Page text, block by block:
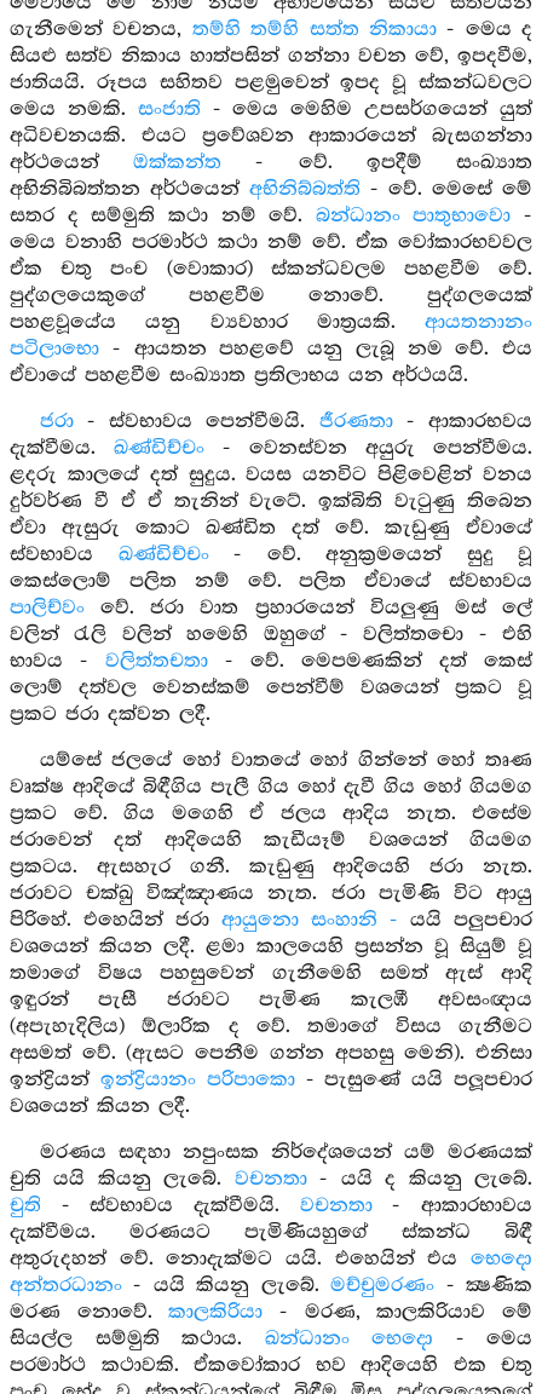
ගැනීමෙන් වචනය, තම්හි තම්හි සත්ත නිකායා- මෙය ද
සියළු සත්ව නිකාය හාත්පසින් ගන්නා වචන වේ, ඉපදවීම,
ජාතියයි. රූපය සහිතව පළමුවෙන් ඉපද වූ ස්කන්ධවලට
මෙය නමකි. සංජාති - මෙය මෙහිම උපසර්ගයෙන් යුත්
අධිවචනයකි. එයට ප්‍රවේශවන ආකාරයෙන් බැසගන්නා
අර්ථයෙන්ඔක්කන්ත - වේ. ඉපදීම් සංඛ්‍යාත
අභිනිබිබත්තන අර්ථයෙන් අභිනිබ්බත්ති - වේ. මෙසේ මේ
සතර ද සම්මුති කථා නම් වේ. බන්ධානං පාතුභාවො -
මෙය වනාහි පරමාර්ථ කථා නම් වේ. ඒක වෝකාරභවවල
ඒක චතු පංච (වොකාර) ස්කන්ධවලම පහළවීම වේ.
පුද්ගලයෙකුගේ පහළවීම නොවේ. පුද්ගලයෙක්
පහළවූයේය යනු ව්‍යවහාර මාත්‍රයකි. ආයතනානං
පටිලාභො - ආයතන පහළවේ යනු ලැබූ නම වේ. එය
ඒවායේ පහළවීම සංඛ්‍යාත ප්‍රතිලාභය යන අර්ථයයි.
ජරා- ස්වභාවය පෙන්වීමයි. ජීරණතා- ආකාරභවය
දැක්වීමය. ඛණ්ඩිච්චං - වෙනස්වන අයුරු පෙන්වීමය.
ළදරු කාලයේ දත් සුදුය. වයස යනවිට පිළිවෙළින් වනය
දුර්වර්ණ වී ඒ ඒ තැනින් වැටේ. ඉක්බිති වැටුණු තිබෙන
ඒවා ඇසුරු කොට ඛණ්ඩිත දත් වේ. කැඩුණු ඒවායේ
ස්වභාවය ඛණ්ඩිච්චං- වේ. අනුක්‍රමයෙන් සුදු වූ
කෙස්ලොම් පලිත නම් වේ. පලිත ඒවායේ ස්වභාවය
පාලිච්වං වේ. ජරා වාත ප්‍රහාරයෙන් වියලුණු මස් ලේ
වලින් රැලි වලින් හමෙහි ඔහුගේ - වලිත්තචො - එහි
භාවය - වලිත්තචතා - වේ. මෙපමණකින් දත් කෙස්
ලොම් දත්වල වෙනස්කම් පෙන්වීම් වශයෙන් ප්‍රකට වූ
ප්‍රකට ජරා දක්වන ලදී.
යම්සේ ජලයේ හෝ වාතයේ හෝ ගින්නේ හෝ තෘණ
වෘක්ෂ ආදියේ බිඳීගිය පැලී ගිය හෝ දැවී ගිය හෝ ගියමග
ප්‍රකට වේ. ගිය මගෙහි ඒ ජලය ආදිය නැත. එසේම
ජරාවෙන් දත් ආදියෙහි කැඩීයෑම් වශයෙන් ගියමග
ප්‍රකටය. ඇසහැර ගනී. කැඩුණු ආදියෙහි ජරා නැත.
ජරාවට චක්ඛු විඤ්ඤාණය නැත. ජරා පැමිණි විට ආයු
පිරිහේ. එහෙයින් ජරා ආයුනො සංහානි - යයි පලුපචාර
වශයෙන් කියන ලදී. ළමා කාලයෙහි ප්‍රසන්න වූ සියුම් වූ
තමාගේ විෂය පහසුවෙන් ගැනීමෙහි සමත් ඇස් ආදි
ඉඳුරන් පැසී ජරාවට පැමිණ කැලඹී අවසංඥාය
(අපැහැදිලිය) ඕලාරික ද වේ. තමාගේ විසය ගැනීමට
අසමත් වේ. (ඇසට පෙනීම ගන්න අපහසු මෙනි). එනිසා
ඉන්ද්‍රියන් ඉන්ද්‍රියානං පරිපාකො- පැසුණේ යයි පලූපචාර
වශයෙන් කියන ලදී.
මරණය සඳහා නපුංසක නිර්දේශයෙන් යම් මරණයක්
චුති යයි කියනු ලැබේ. වචනතා- යයි ද කියනු ලැබේ.
චුති - ස්වභාවය දැක්වීමයි. වචනතා- ආකාරභාවය
දැක්වීමය. මරණයට පැමිණියහුගේ ස්කන්ධ බිඳී
අතුරුදහන් වේ. නොදැක්මට යයි. එහෙයින් එය භෙදො
අන්තරධානං - යයි කියනු ලැබේ.මච්චුමරණං - ක්‍ෂණික
මරණ නොවේ.කාලකිරියා - මරණ, කාලකිරියාව මේ
සියල්ල සම්මුති කථාය. ඛන්ධානං භෙදො - මෙය
පරමාර්ථ කථාවකි. ඒකවෝකාර භව ආදියෙහි එක චතු